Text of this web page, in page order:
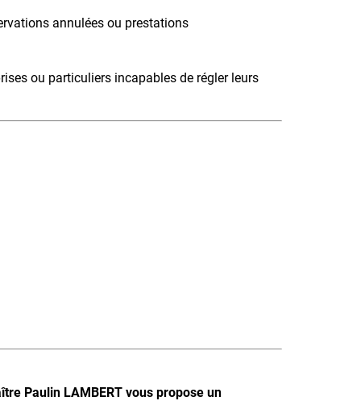
annulées ou prestations
ou particuliers incapables de régler leurs
Paulin LAMBERT vous propose un